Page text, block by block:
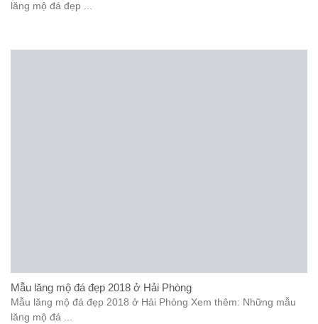
lăng mộ đá đẹp ...
Mẫu lăng mộ đá đẹp 2018 ở Hải Phòng
Mẫu lăng mộ đá đẹp 2018 ở Hải Phòng Xem thêm: Những mẫu
lăng mộ đá ...